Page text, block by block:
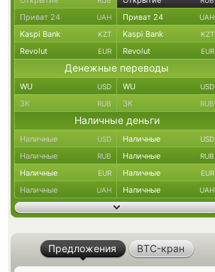
Приват 24 UAH Приват 24 UAH
Kaspi Bank KZT Kaspi Bank KZT
Revolut EUR Revolut EUR
Денежные переводы
WU USD WU USD
ЗК RUB ЗК RUB
Наличные деньги
Наличные USD Наличные USD
Наличные RUB Наличные RUB
Наличные EUR Наличные EUR
Наличные UAH Наличные UAH
Предложения BTC-кран